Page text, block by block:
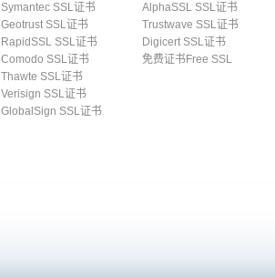
Symantec SSL证书
Geotrust SSL证书
RapidSSL SSL证书
Comodo SSL证书
Thawte SSL证书
Verisign SSL证书
GlobalSign SSL证书
AlphaSSL SSL证书
Trustwave SSL证书
Digicert SSL证书
免费证书Free SSL